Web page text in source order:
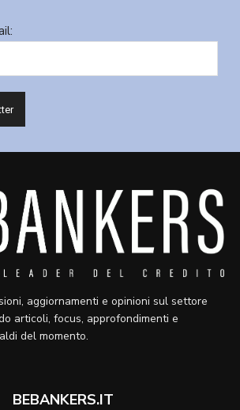
aggiornamenti e opinioni sul settore
articoli, focus, approfondimenti e
del momento.
BEBANKERS.IT